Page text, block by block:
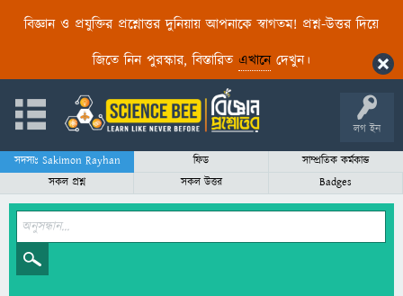
বিজ্ঞান ও প্রযুক্তির প্রশ্নোত্তর দুনিয়ায় আপনাকে স্বাগতম! প্রশ্ন-উত্তর দিয়ে
জিতে নিন পুরস্কার, বিস্তারিত এখানেদেখুন।
লগ ইন
সদস্যঃ Sakimon Rayhan ফিড
সাম্প্রতিক কর্মকান্ড
সকল প্রশ্ন
সকল উত্তর Badges